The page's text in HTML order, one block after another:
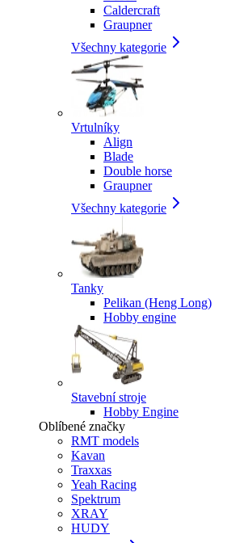
Caldercraft
Graupner
Všechny kategorie
Vrtulníky
Align
Blade
Double horse
Graupner
Všechny kategorie
Tanky
Pelikan (Heng Long)
Hobby engine
Stavební stroje
Hobby Engine
Oblíbené značky
RMT models
Kavan
Traxxas
Yeah Racing
Spektrum
XRAY
HUDY